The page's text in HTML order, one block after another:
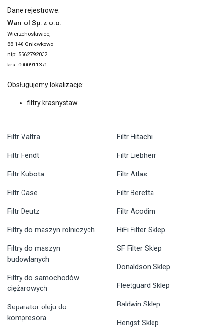
Dane rejestrowe:
Wanrol Sp. z o.o.
Wierzchosławice,
88-140 Gniewkowo
nip: 5562792032
krs: 0000911371
Obsługujemy lokalizacje:
filtry krasnystaw
Filtr Valtra
Filtr Fendt
Filtr Kubota
Filtr Case
Filtr Deutz
Filtr Hitachi
Filtr Liebherr
Filtr Atlas
Filtr Beretta
Filtr Acodim
Filtry do maszyn rolniczych
Filtry do maszyn
budowlanych
Filtry do samochodów
ciężarowych
Separator oleju do
kompresora
HiFi Filter Sklep
SF Filter Sklep
Donaldson Sklep
Fleetguard Sklep
Baldwin Sklep
Hengst Sklep